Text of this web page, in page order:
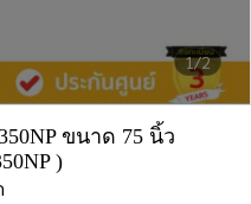
1/2
ขนาด 75 นิ้ว
)